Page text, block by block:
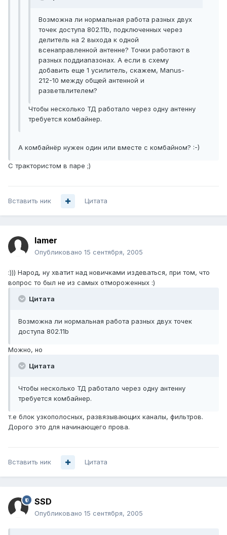
Возможна ли нормальная работа разных двух
точек доступа 802.11b, подключенных через
делитель на 2 выхода к одной
всенаправленной антенне? Точки работают в
разных поддиапазонах. А если в схему
добавить еще 1 усилитель, скажем, Manus-
212-10 между общей антенной и
разветвлителем?
Чтобы несколько ТД работало через одну антенну
требуется комбайнер.
А комбайнёр нужен один или вместе с комбайном? :-)
С трактористом в паре ;)
Вставить ник Цитата
lamer
Опубликовано 15 сентября, 2005
:))) Народ, ну хватит над новичками издеваться, при том, что
вопрос то был не из самых отмороженных :)
Цитата
Возможна ли нормальная работа разных двух точек
доступа 802.11b
Можно, но
Цитата
Чтобы несколько ТД работало через одну антенну
требуется комбайнер.
т.е блок узкополосных, развязывающих каналы, фильтров.
Дорого это для начинающего прова.
Вставить ник Цитата
SSD
Опубликовано 15 сентября, 2005